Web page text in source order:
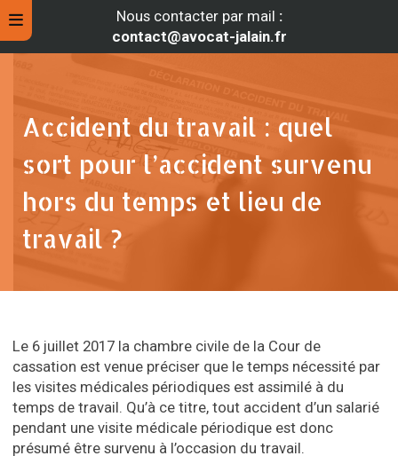
Nous contacter par mail :
contact@avocat-jalain.fr
Accident du travail : quel
sort pour l’accident survenu
hors du temps et lieu de
travail ?
Le 6 juillet 2017 la chambre civile de la Cour de
cassation est venue préciser que le temps nécessité par
les visites médicales périodiques est assimilé à du
temps de travail. Qu’à ce titre, tout accident d’un salarié
pendant une visite médicale périodique est donc
présumé être survenu à l’occasion du travail.